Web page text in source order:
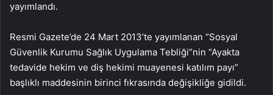
yayımlandı.
Resmi Gazete’de 24 Mart 2013’te yayımlanan “Sosyal
Güvenlik Kurumu Sağlık Uygulama Tebliği”nin “Ayakta
tedavide hekim ve diş hekimi muayenesi katılım payı”
başlıklı maddesinin birinci fıkrasında değişikliğe gidildi.